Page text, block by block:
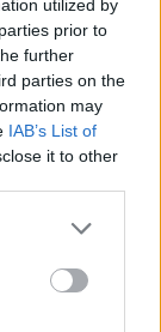
utilized by
prior to
further
parties on the
may
IAB’s List of
it to other
diellor
ndikojnë
dhe Tokë
të
Meta dhe